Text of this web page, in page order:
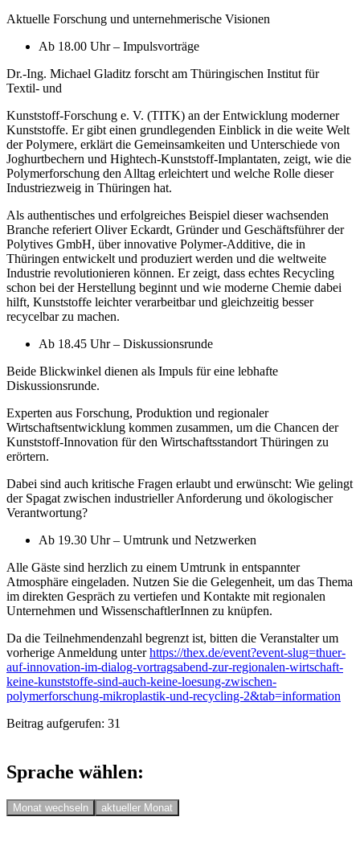
Aktuelle Forschung und unternehmerische Visionen
Ab 18.00 Uhr – Impulsvorträge
Dr.-Ing. Michael Gladitz forscht am Thüringischen Institut für
Textil- und
Kunststoff-Forschung e. V. (TITK) an der Entwicklung moderner
Kunststoffe. Er gibt einen grundlegenden Einblick in die weite Welt
der Polymere, erklärt die Gemeinsamkeiten und Unterschiede von
Joghurtbechern und Hightech-Kunststoff-Implantaten, zeigt, wie die
Polymerforschung den Alltag erleichtert und welche Rolle dieser
Industriezweig in Thüringen hat.
Als authentisches und erfolgreiches Beispiel dieser wachsenden
Branche referiert Oliver Eckardt, Gründer und Geschäftsführer der
Polytives GmbH, über innovative Polymer-Additive, die in
Thüringen entwickelt und produziert werden und die weltweite
Industrie revolutionieren können. Er zeigt, dass echtes Recycling
schon bei der Herstellung beginnt und wie moderne Chemie dabei
hilft, Kunststoffe leichter verarbeitbar und gleichzeitig besser
recycelbar zu machen.
Ab 18.45 Uhr – Diskussionsrunde
Beide Blickwinkel dienen als Impuls für eine lebhafte
Diskussionsrunde.
Experten aus Forschung, Produktion und regionaler
Wirtschaftsentwicklung kommen zusammen, um die Chancen der
Kunststoff-Innovation für den Wirtschaftsstandort Thüringen zu
erörtern.
Dabei sind auch kritische Fragen erlaubt und erwünscht: Wie gelingt
der Spagat zwischen industrieller Anforderung und ökologischer
Verantwortung?
Ab 19.30 Uhr – Umtrunk und Netzwerken
Alle Gäste sind herzlich zu einem Umtrunk in entspannter
Atmosphäre eingeladen. Nutzen Sie die Gelegenheit, um das Thema
im direkten Gespräch zu vertiefen und Kontakte mit regionalen
Unternehmen und WissenschaftlerInnen zu knüpfen.
Da die Teilnehmendenzahl begrenzt ist, bitten die Veranstalter um
vorherige Anmeldung unterhttps://thex.de/event?event-slug=thuer-
auf-innovation-im-dialog-vortragsabend-zur-regionalen-wirtschaft-
keine-kunststoffe-sind-auch-keine-loesung-zwischen-
polymerforschung-mikroplastik-und-recycling-2&tab=information
Beitrag aufgerufen: 31
Sprache wählen:
Monat wechseln aktueller Monat